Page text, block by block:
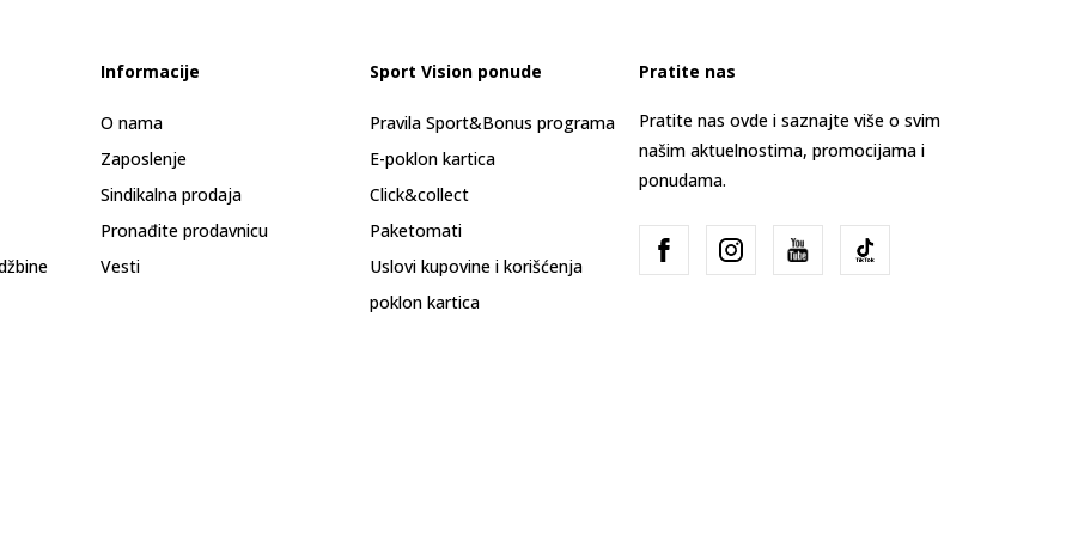
Informacije
O nama
Zaposlenje
Sindikalna prodaja
Pronađite prodavnicu
Vesti
Sport Vision ponude
Pravila Sport&Bonus programa
E-poklon kartica
Click&collect
Paketomati
Uslovi kupovine i korišćenja
poklon kartica
Pratite nas
Pratite nas ovde i saznajte više o svim
našim aktuelnostima, promocijama i
ponudama.